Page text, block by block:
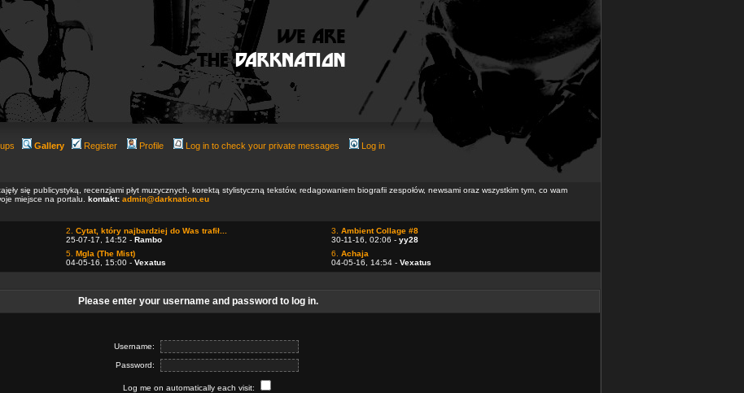
Gallery Register Profile Log in to check your private messages
Log in
się publicystyką, recenzjami płyt muzycznych, korektą stylistyczną tekstów, redagowaniem biografii zespołów, newsami oraz wszystkim tym, co wam
miejsce na portalu. kontakt: admin@darknation.eu
2. Cytat, który najbardziej do Was trafił...
25-07-17, 14:52 - Rambo
3. Ambient Collage #8
30-11-16, 02:06 - yy28
5. Mgla (The Mist)
04-05-16, 15:00 - Vexatus
6. Achaja
04-05-16, 14:54 - Vexatus
Please enter your username and password to log in.
Username:
Password:
Log me on automatically each visit: